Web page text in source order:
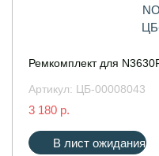
Ремкомплект для
Артикул: ЦБ-00008043
3 180 р.
В лист ожидания